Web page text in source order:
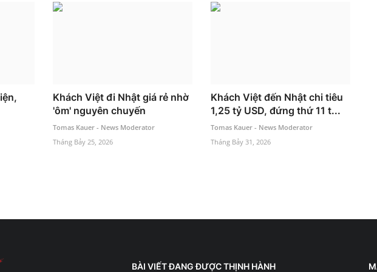
Khách Việt đi Nhật giá rẻ nhờ
'ôm' nguyên chuyến
Tomas Kauer - News Moderator
Tháng Bảy 25, 2026
Khách Việt đến Nhật chi tiêu
1,25 tỷ USD, đứng thứ 11 t...
Tomas Kauer - News Moderator
Tháng Bảy 31, 2026
BÀI VIẾT ĐANG ĐƯỢC THỊNH HÀNH